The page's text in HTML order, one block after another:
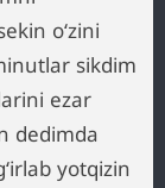
oʻzini
sikdim
ezar
dedimda
yotqizin